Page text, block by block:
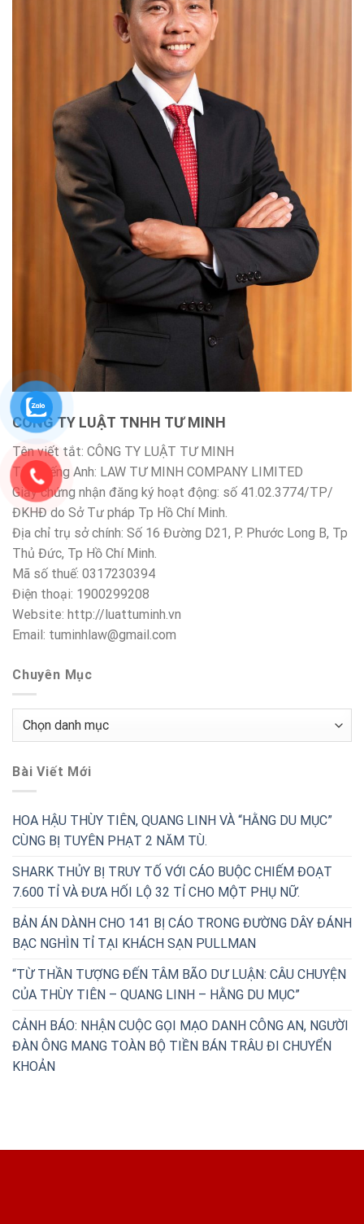
CÔNG TY LUẬT TNHH TƯ MINH
Tên viết tắt: CÔNG TY LUẬT TƯ MINH
Tên Tiếng Anh: LAW TƯ MINH COMPANY LIMITED
Giấy chứng nhận đăng ký hoạt động: số 41.02.3774/TP/
ĐKHĐ do Sở Tư pháp Tp Hồ Chí Minh.
Địa chỉ trụ sở chính: Số 16 Đường D21, P. Phước Long B, Tp
Thủ Đức, Tp Hồ Chí Minh.
Mã số thuế: 0317230394
Điện thoại: 1900299208
Website: http://luattuminh.vn
Email: tuminhlaw@gmail.com
Chuyên Mục
Chuyên
Bài Viết Mới
HOA HẬU THÙY TIÊN, QUANG LINH VÀ “HẰNG DU MỤC”
CÙNG BỊ TUYÊN PHẠT 2 NĂM TÙ.
SHARK THỦY BỊ TRUY TỐ VỚI CÁO BUỘC CHIẾM ĐOẠT
7.600 TỈ VÀ ĐƯA HỐI LỘ 32 TỈ CHO MỘT PHỤ NỮ.
BẢN ÁN DÀNH CHO 141 BỊ CÁO TRONG ĐƯỜNG DÂY ĐÁNH
BẠC NGHÌN TỈ TẠI KHÁCH SẠN PULLMAN
“TỪ THẦN TƯỢNG ĐẾN TÂM BÃO DƯ LUẬN: CÂU CHUYỆN
CỦA THÙY TIÊN – QUANG LINH – HẰNG DU MỤC”
CẢNH BÁO: NHẬN CUỘC GỌI MẠO DANH CÔNG AN, NGƯỜI
ĐÀN ÔNG MANG TOÀN BỘ TIỀN BÁN TRÂU ĐI CHUYỂN
KHOẢN